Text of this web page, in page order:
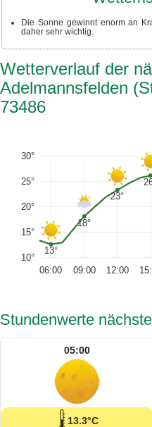
Die Sonne gewinnt enorm an
daher sehr wichtig.
Wetterverlauf der
Adelmannsfelden
73486
10°
15°
20°
25°
30°
13°
18°
23°
06:00 09:00 12:00
Stundenwerte
05:00
13.3°C